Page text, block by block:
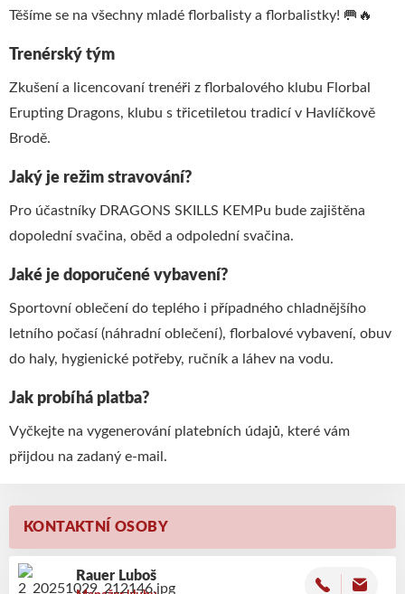
Těšíme se na všechny mladé florbalisty a florbalistky! 🥅🔥
Trenérský tým
Zkušení a licencovaní trenéři z florbalového klubu Florbal
Erupting Dragons, klubu s třicetiletou tradicí v Havlíčkově
Brodě.
Jaký je režim stravování?
Pro účastníky DRAGONS SKILLS KEMPu bude zajištěna
dopolední svačina, oběd a odpolední svačina.
Jaké je doporučené vybavení?
Sportovní oblečení do teplého i případného chladnějšího
letního počasí (náhradní oblečení), florbalové vybavení, obuv
do haly, hygienické potřeby, ručník a láhev na vodu.
Jak probíhá platba?
Vyčkejte na vygenerování platebních údajů, které vám
přijdou na zadaný e-mail.
KONTAKTNÍ OSOBY
Rauer Luboš